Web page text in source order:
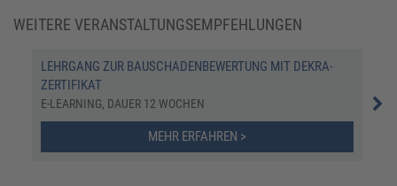
WEITERE VERANSTALTUNGSEMPFEHLUNGEN
LEHRGANG ZUR BAUSCHADENBEWERTUNG MIT DEKRA-
ZERTIFIKAT
E-LEARNING, DAUER 12 WOCHEN
MEHR ERFAHREN >